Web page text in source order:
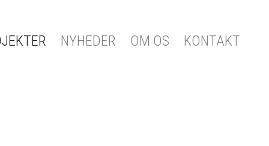
NYHEDER OM OS KONTAKT